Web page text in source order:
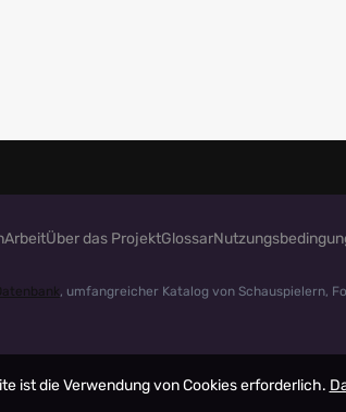
ArbeitÜber das ProjektGlossar
, umfangreicher Katalog von Schauspielern,
ist die Verwendung von Cookies erforderlich.